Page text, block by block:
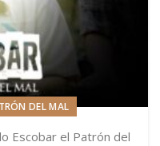
DEL MAL
Escobar el Patrón del